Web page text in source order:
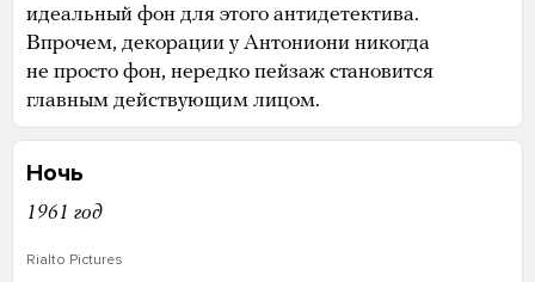
идеальный фон для этого антидетектива.
Впрочем, декорации у Антониони никогда
не просто фон, нередко пейзаж становится
главным действующим лицом.
Ночь
1961 год
Rialto Pictures